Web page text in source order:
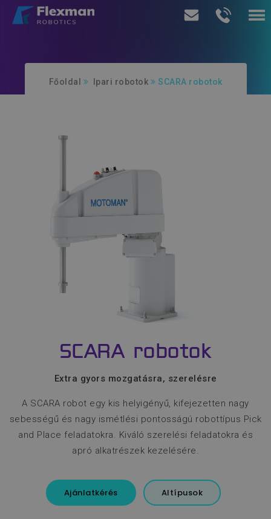
Termékeink
Főoldal Ipari robotok SCARA robotok
SCARA robotok
Extra gyors mozgatásra, szerelésre
A SCARA robot egy kis helyigényű, kifejezetten nagy
sebességű és nagy ismétlési pontosságú robottípus Pick
and Place feladatokra. Kiváló szerelési feladatokra és
apró alkatrészek kezelésére.
Ajánlatkérés Altípusok